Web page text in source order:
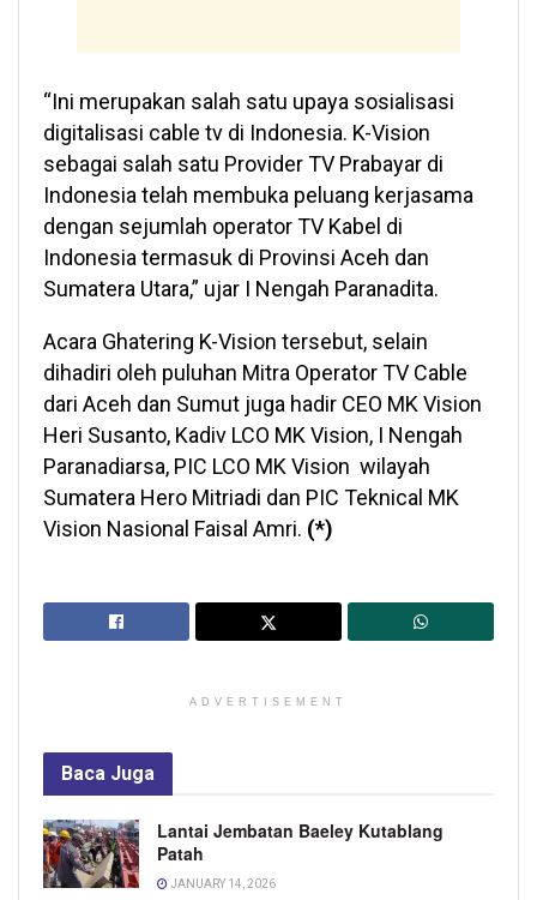
“Ini merupakan salah satu upaya sosialisasi
digitalisasi cable tv di Indonesia. K-Vision
sebagai salah satu Provider TV Prabayar di
Indonesia telah membuka peluang kerjasama
dengan sejumlah operator TV Kabel di
Indonesia termasuk di Provinsi Aceh dan
Sumatera Utara,” ujar I Nengah Paranadita.
Acara Ghatering K-Vision tersebut, selain
dihadiri oleh puluhan Mitra Operator TV Cable
dari Aceh dan Sumut juga hadir CEO MK Vision
Heri Susanto, Kadiv LCO MK Vision, I Nengah
Paranadiarsa, PIC LCO MK Vision wilayah
Sumatera Hero Mitriadi dan PIC Teknical MK
Vision Nasional Faisal Amri. (*)
ADVERTISEMENT
Baca Juga
Lantai Jembatan Baeley Kutablang
Patah
JANUARY 14, 2026